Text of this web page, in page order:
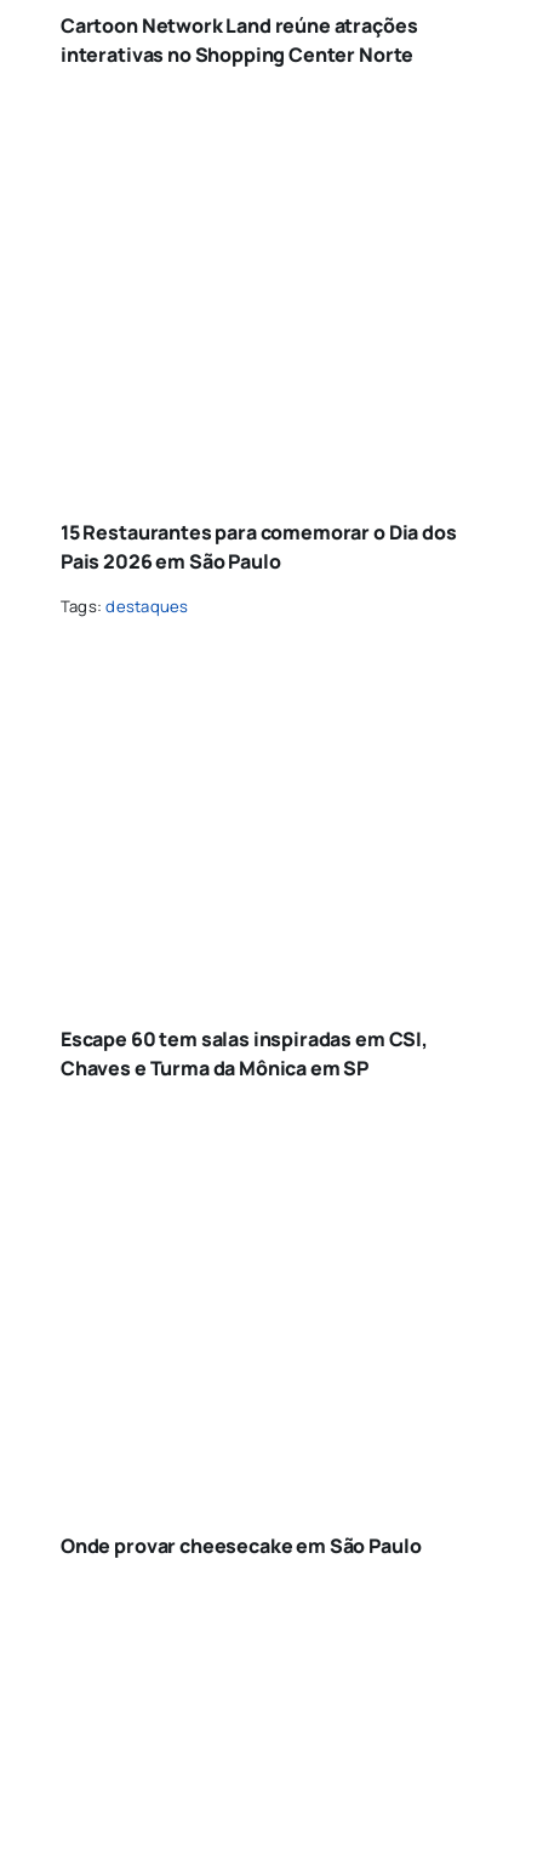
Cartoon Network Land reúne atrações
interativas no Shopping Center Norte
15 Restaurantes para comemorar o Dia dos
Pais 2026 em São Paulo
Tags:destaques
Escape 60 tem salas inspiradas em CSI,
Chaves e Turma da Mônica em SP
Onde provar cheesecake em São Paulo